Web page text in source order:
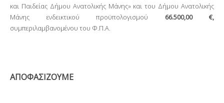
και Παιδείας Δήμου Ανατολικής Μάνης» και του Δήμου Ανατολικής
Μάνης ενδεικτικού προϋπολογισμού 66.500,00 €,
συμπεριλαμβανομένου του Φ.Π.Α.
ΑΠΟΦΑΣΙΖΟΥΜΕ